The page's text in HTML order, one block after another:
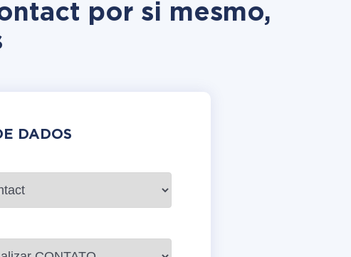
por si mesmo,
DADOS